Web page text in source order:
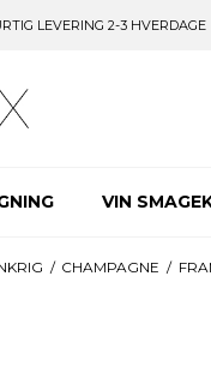
LEVERING 2-3 HVERDAGE
VIN
/ CHAMPAGNE /